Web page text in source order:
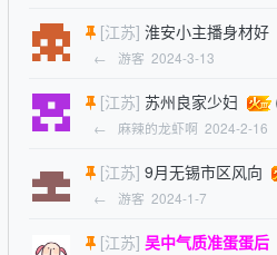
[江苏] 淮安小主播身材好
← 游客 2024-3-13
[江苏] 苏州良家少妇
← 麻辣的龙虾啊 2024-2-16
[江苏] 9月无锡市区风向
← 游客 2024-1-7
[江苏] 吴中气质准蛋蛋后